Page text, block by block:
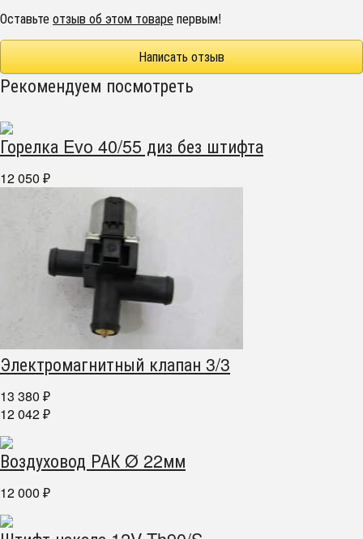
Оставьтеотзыв об этом товарепервым!
Написать отзыв
Рекомендуем посмотреть
Горелка Evo 40/55 диз без штифта
12 050 ₽
Электромагнитный клапан 3/3
13 380 ₽
12 042 ₽
Воздуховод РАК Ø 22мм
12 000 ₽